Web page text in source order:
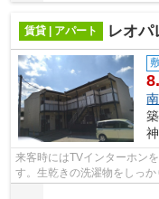
賃貸 | アパート レオパ
来客時にはTVインターホン
す。生乾きの洗濯物をしっ